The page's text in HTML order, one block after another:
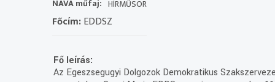
NAVA műfaj: HÍRMŰSOR
Főcím:EDDSZ
Fő leírás:
Az Egeszsegugyi Dolgozok Demokratikus